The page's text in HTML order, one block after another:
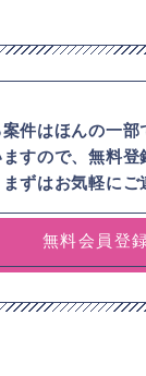
件はほんの一
すので、無料登
ずはお気軽にご
無料会員登